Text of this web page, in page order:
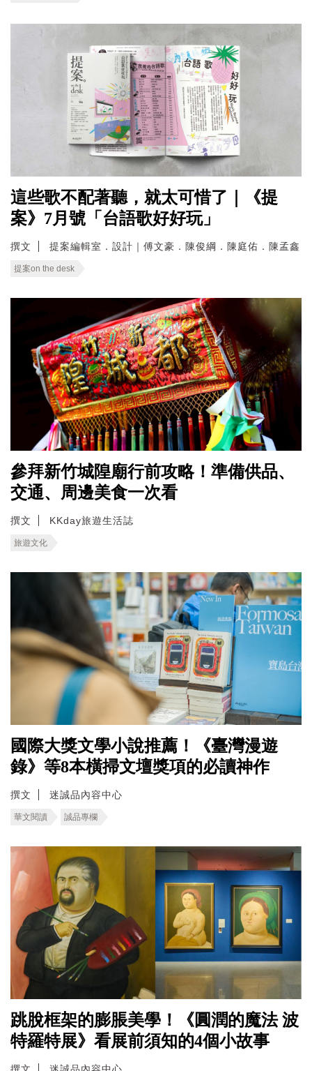
這些歌不配著聽，就太可惜了｜《提
案》7月號「台語歌好好玩」
撰文 提案編輯室．設計｜傅文豪．陳俊綱．陳庭佑．陳孟鑫
提案on the desk
參拜新竹城隍廟行前攻略！準備供品、
交通、周邊美食一次看
撰文 KKday旅遊生活誌
旅遊文化
國際大獎文學小說推薦！《臺灣漫遊
錄》等8本橫掃文壇獎項的必讀神作
撰文 迷誠品內容中心
華文閱讀 誠品專欄
跳脫框架的膨脹美學！《圓潤的魔法 波
特羅特展》看展前須知的4個小故事
撰文 迷誠品內容中心